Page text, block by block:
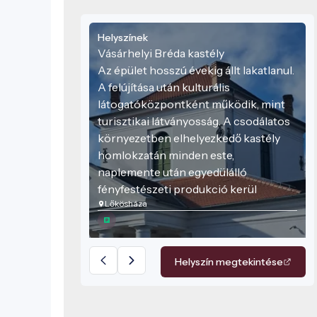
Helyszínek
Vásárhelyi Bréda kastély
Az épület hosszú évekig állt lakatlanul.
A felújítása után kulturális
látogatóközpontként működik, mint
turisztikai látványosság. A csodálatos
környezetben elhelyezkedő kastély
homlokzatán minden este,
naplemente után egyedülálló
fényfestészeti produkció kerül
bemutatásra. A kastélyt körülvevő
ősparkban megtartott rendezvények
és esküvők elegáns és felejthetetlen
emlékekké válhatnak, ezáltal 2016-ban
megkapta a Békés Megye legjobb
Lőkösháza
Helyszín megtekintése